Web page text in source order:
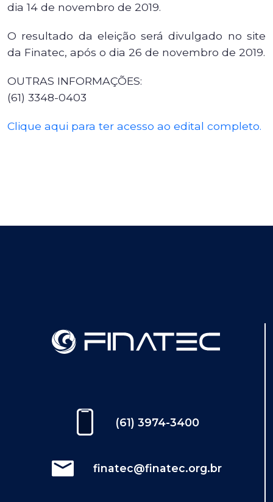
dia 14 de novembro de 2019.
O resultado da eleição será divulgado no site
da Finatec, após o dia 26 de novembro de 2019.
OUTRAS INFORMAÇÕES:
(61) 3348-0403
Clique aqui para ter acesso ao edital completo.
(61) 3974-3400
finatec@finatec.org.br